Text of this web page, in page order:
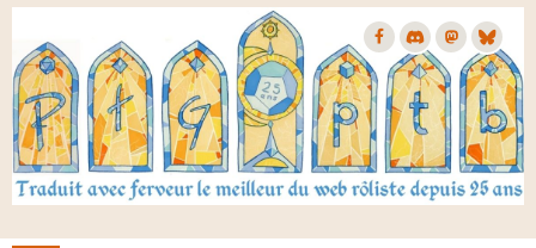
Aller
contenu
principal